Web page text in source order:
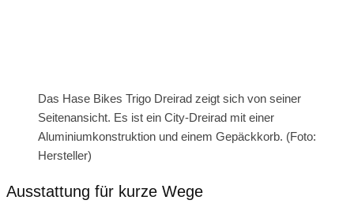
Das Hase Bikes Trigo Dreirad zeigt sich von seiner
Seitenansicht. Es ist ein City-Dreirad mit einer
Aluminiumkonstruktion und einem Gepäckkorb. (Foto:
Hersteller)
Ausstattung für kurze Wege